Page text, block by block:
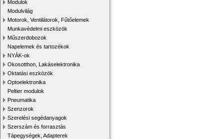
Modulok
Modulvilág
Motorok, Ventilátorok, Fűtőelemek
Munkavédelmi eszközök
Műszerdobozok
Napelemek és tartozékok
NYÁK-ok
Okosotthon, Lakáselektronika
Oktatási eszközök
Optoelektronika
Peltier modulok
Pneumatika
Szenzorok
Szerelési segédanyagok
Szerszám és forrasztás
Tápegységek, Adapterek